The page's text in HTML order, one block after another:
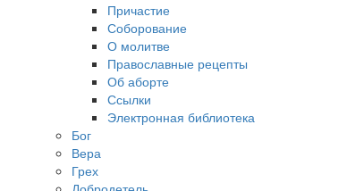
Причастие
Соборование
О молитве
Православные рецепты
Об аборте
Ссылки
Электронная библиотека
Бог
Вера
Грех